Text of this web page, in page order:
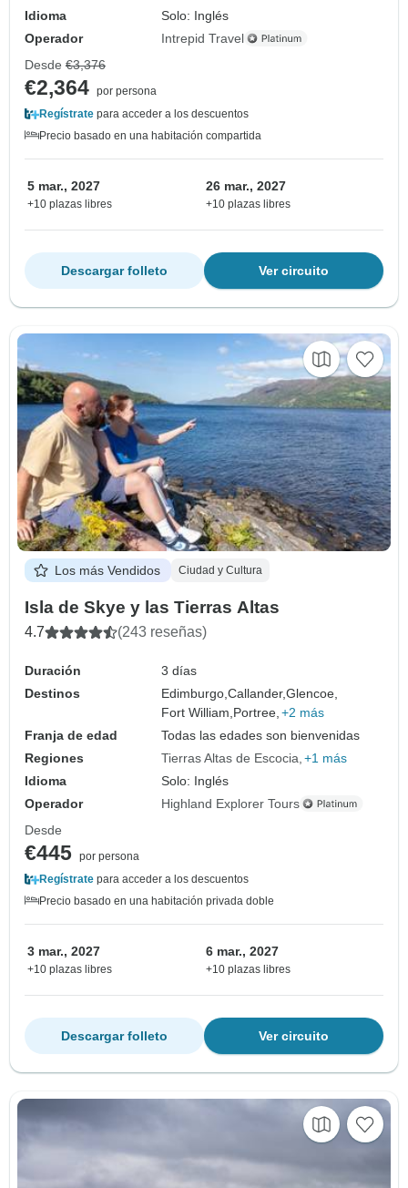
Idioma
Solo: Inglés
Operador
Intrepid Travel
Desde €3,376
€2,364 por persona
Regístrate para acceder a los descuentos
Precio basado en una habitación compartida
5 mar., 2027
+10 plazas libres
26 mar., 2027
+10 plazas libres
Ver circuito
Descargar folleto
Los más Vendidos Ciudad y Cultura
Isla de Skye y las Tierras Altas
4.7 (243 reseñas)
Duración
3 días
Destinos
Edimburgo,Callander,Glencoe,
Fort William, Portree, +2 más
Franja de edad
Todas las edades son bienvenidas
Regiones
Tierras Altas de Escocia +1 más
Idioma
Solo: Inglés
Operador
Highland Explorer Tours
Desde
€445 por persona
Regístrate para acceder a los descuentos
Precio basado en una habitación privada doble
3 mar., 2027
+10 plazas libres
6 mar., 2027
+10 plazas libres
Ver circuito
Descargar folleto